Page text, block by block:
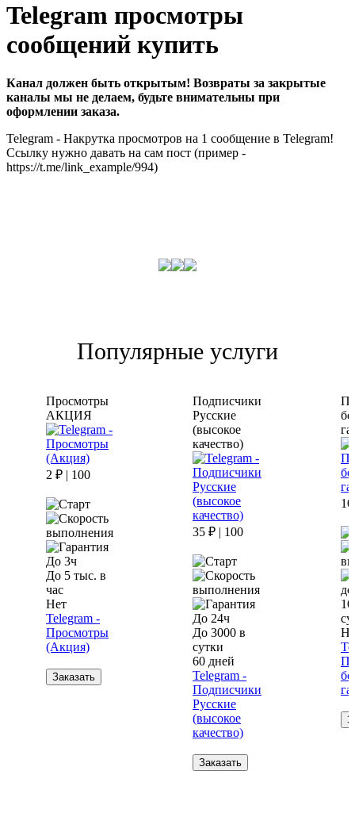
Telegram просмотры
сообщений купить
Канал должен быть открытым! Возвраты за закрытые
каналы мы не делаем, будьте внимательны при
оформлении заказа.
Telegram - Накрутка просмотров на 1 сообщение в Telegram!
Ссылку нужно давать на сам пост (пример -
https://t.me/link_example/994)
Популярные услуги
Просмотры
АКЦИЯ
2 ₽ | 100
До 3ч
До 5 тыс. в
час
Нет
Telegram -
Просмотры
(Акция)
Заказать
Подписчики
Русские
(высокое
качество)
35 ₽ | 100
До 24ч
До 3000 в
сутки
60 дней
Telegram -
Подписчики
Русские
(высокое
качество)
Заказать